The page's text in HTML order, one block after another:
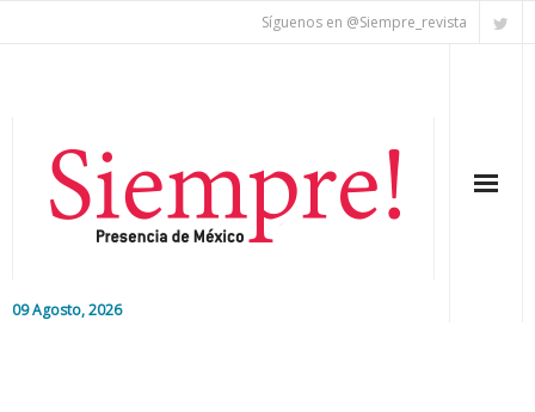
Síguenos en @Siempre_revista
09 Agosto, 2026